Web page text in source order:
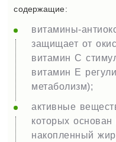
содержащие:
витамины-
защищает от
витамин С
витамин Е
метаболизм);
активные
которых
накопленный